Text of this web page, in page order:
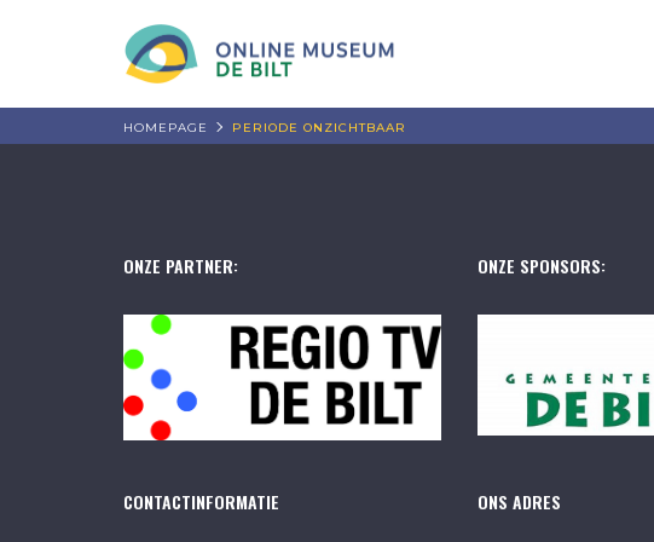
HOMEPAGE PERIODE ONZICHTBAAR
ONZE PARTNER: ONZE SPONSORS:
CONTACTINFORMATIE ONS ADRES